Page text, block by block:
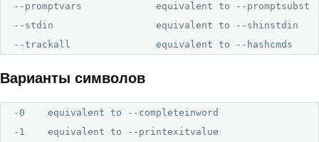
--promptvars             equivalent to --promptsubst
--stdin                  equivalent to --shinstdin
--trackall               equivalent to --hashcmds
Варианты символов
-0    equivalent to --completeinword
-1    equivalent to --printexitvalue